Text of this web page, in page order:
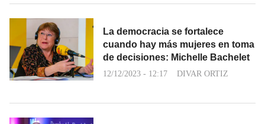
La democracia se fortalece
cuando hay más mujeres en toma
de decisiones: Michelle Bachelet
12/12/2023 - 12:17 DIVAR ORTIZ